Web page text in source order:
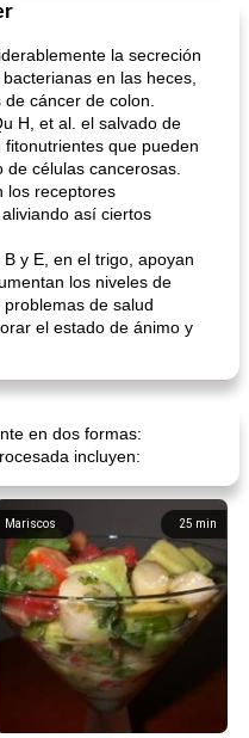
la secreción
en las heces,
cáncer de colon.
H, et al. el salvado de
que pueden
células cancerosas.
los receptores
así ciertos
y E, en el trigo, apoyan
los niveles de
de salud
el estado de ánimo y
en dos formas:
incluyen:
25 min
Mariscos